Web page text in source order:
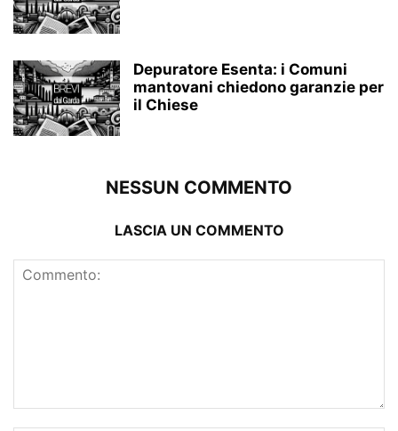
Depuratore Esenta: i Comuni
mantovani chiedono garanzie per
il Chiese
NESSUN COMMENTO
LASCIA UN COMMENTO